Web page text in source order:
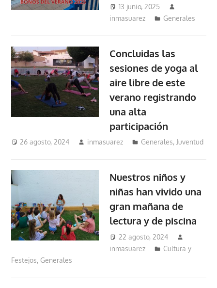
13 junio, 2025
inmasuarez
Generales
Concluidas las
sesiones de yoga al
aire libre de este
verano registrando
una alta
participación
26 agosto, 2024 inmasuarez Generales, Juventud
Nuestros niños y
niñas han vivido una
gran mañana de
lectura y de piscina
22 agosto, 2024
inmasuarez
Cultura y
Festejos, Generales